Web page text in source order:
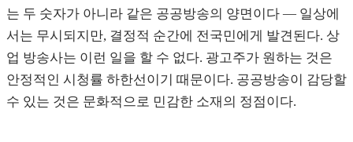
는 두 숫자가 아니라 같은 공공방송의 양면이다 — 일상에
서는 무시되지만, 결정적 순간에 전국민에게 발견된다. 상
업 방송사는 이런 일을 할 수 없다. 광고주가 원하는 것은
안정적인 시청률 하한선이기 때문이다. 공공방송이 감당할
수 있는 것은 문화적으로 민감한 소재의 정점이다.